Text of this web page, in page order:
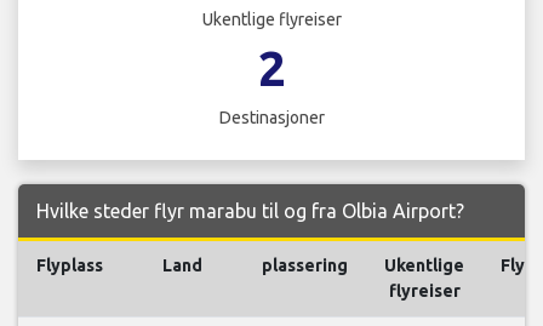
Ukentlige flyreiser
2
Destinasjoner
Hvilke steder flyr marabu til og fra Olbia Airport?
Flyplass Land plassering
Ukentlige
flyreiser